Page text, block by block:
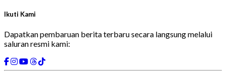
Ikuti Kami
Dapatkan pembaruan berita terbaru secara langsung melalui
saluran resmi kami: